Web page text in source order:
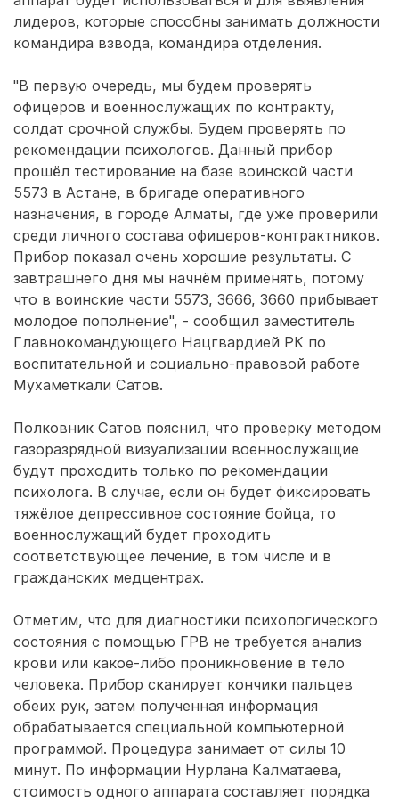
лидеров, которые способны занимать должности
командира взвода, командира отделения.
"В первую очередь, мы будем проверять
офицеров и военнослужащих по контракту,
солдат срочной службы. Будем проверять по
рекомендации психологов. Данный прибор
прошёл тестирование на базе воинской части
5573 в Астане, в бригаде оперативного
назначения, в городе Алматы, где уже проверили
среди личного состава офицеров-контрактников.
Прибор показал очень хорошие результаты. С
завтрашнего дня мы начнём применять, потому
что в воинские части 5573, 3666, 3660 прибывает
молодое пополнение", - сообщил заместитель
Главнокомандующего Нацгвардией РК по
воспитательной и социально-правовой работе
Мухаметкали Сатов.
Полковник Сатов пояснил, что проверку методом
газоразрядной визуализации военнослужащие
будут проходить только по рекомендации
психолога. В случае, если он будет фиксировать
тяжёлое депрессивное состояние бойца, то
военнослужащий будет проходить
соответствующее лечение, в том числе и в
гражданских медцентрах.
Отметим, что для диагностики психологического
состояния с помощью ГРВ не требуется анализ
крови или какое-либо проникновение в тело
человека. Прибор сканирует кончики пальцев
обеих рук, затем полученная информация
обрабатывается специальной компьютерной
программой. Процедура занимает от силы 10
минут. По информации Нурлана Калматаева,
стоимость одного аппарата составляет порядка